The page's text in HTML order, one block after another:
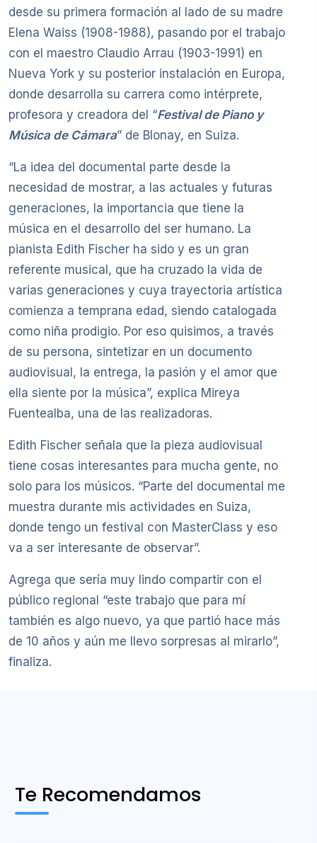
desde su primera formación al lado de su madre
Elena Waiss (1908-1988), pasando por el trabajo
con el maestro Claudio Arrau (1903-1991) en
Nueva York y su posterior instalación en Europa,
donde desarrolla su carrera como intérprete,
profesora y creadora del “Festival de Piano y
Música de Cámara” de Blonay, en Suiza.
“La idea del documental parte desde la
necesidad de mostrar, a las actuales y futuras
generaciones, la importancia que tiene la
música en el desarrollo del ser humano. La
pianista Edith Fischer ha sido y es un gran
referente musical, que ha cruzado la vida de
varias generaciones y cuya trayectoria artística
comienza a temprana edad, siendo catalogada
como niña prodigio. Por eso quisimos, a través
de su persona, sintetizar en un documento
audiovisual, la entrega, la pasión y el amor que
ella siente por la música”, explica Mireya
Fuentealba, una de las realizadoras.
Edith Fischer señala que la pieza audiovisual
tiene cosas interesantes para mucha gente, no
solo para los músicos. “Parte del documental me
muestra durante mis actividades en Suiza,
donde tengo un festival con MasterClass y eso
va a ser interesante de observar”.
Agrega que sería muy lindo compartir con el
público regional “este trabajo que para mí
también es algo nuevo, ya que partió hace más
de 10 años y aún me llevo sorpresas al mirarlo”,
finaliza.
Te Recomendamos